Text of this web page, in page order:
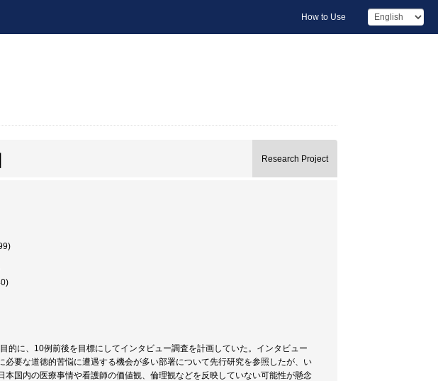
How to Use
Research Project
的に、10例前後を目標にしてインタビュー調査を計画していた。インタビュー
要な道徳的苦悩に遭遇する機会が多い部署について先行研究を参照したが、い
国内の医療事情や看護師の価値観、倫理観などを反映していない可能性が懸念